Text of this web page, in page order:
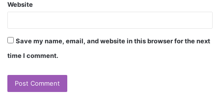
Website
Save my name, email, and website in this browser for the next
time I comment.